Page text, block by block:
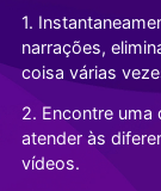
Suporte
Todos os
Blog
Mais
Começe a Usar
Suporte
TESTE GRÁTIS
1.
narrações,
coisa várias
2. Encontre uma
atender às
vídeos.